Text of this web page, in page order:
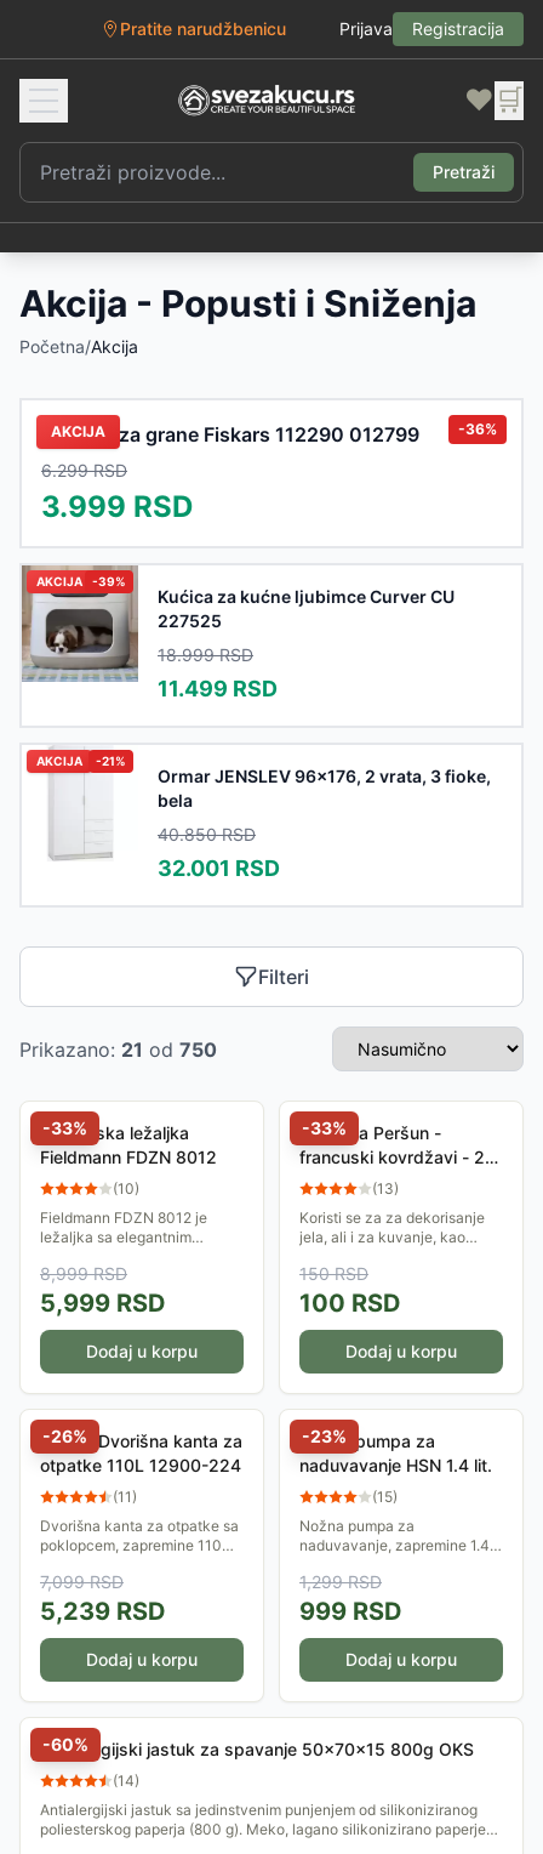
Pratite narudžbenicu Prijava Registracija
❤️ 🛒
Pretraži
Akcija - Popusti i Sniženja
Početna/Akcija
AKCIJA -36%
Makaze za grane Fiskars 112290 012799
6.299RSD
3.999 RSD
AKCIJA -39%
Kućica za kućne ljubimce Curver CU
227525
18.999RSD
11.499 RSD
AKCIJA -21%
Ormar JENSLEV 96x176, 2 vrata, 3 fioke,
bela
40.850RSD
32.001 RSD
Filteri
Prikazano: 21 od 750
-33%
Baštenska ležaljka
Fieldmann FDZN 8012
(10)
Fieldmann FDZN 8012 je
ležaljka sa elegantnim
pogodna za spoljašnju i
unutrašnju upotrebu. Naslon
FDZN 8012 se može...
8,999RSD
5,999 RSD
Dodaj u korpu
-33%
Seme za Peršun -
francuski kovrdžavi - 2
kesice Petroselinum
(13)
Koristi se za za dekorisanje
jela, ali i za kuvanje, kao
bogatstva vitamina i minerala,
već u malim količinama...
150RSD
100 RSD
Dodaj u korpu
-26%
Curver Dvorišna kanta za
otpatke 110L 12900-224
(11)
Dvorišna kanta za otpatke sa
poklopcem, zapremine 110
kvalitetne plastike koja je
otporna na vremenske uslove.
7,099RSD
5,239 RSD
Dodaj u korpu
-23%
Nožna pumpa za
naduvavanje HSN 1.4 lit.
(15)
Nožna pumpa za
naduvavanje, zapremine 1.4
nošenje što je čini idealnom
za dušeke, gume i mišiće za
plivanje, različite...
1,299RSD
999 RSD
Dodaj u korpu
-60%
Antialergijski jastuk za spavanje 50x70x15 800g OKS
(14)
Antialergijski jastuk sa jedinstvenim punjenjem od silikoniziranog
poliesterskog paperja (800 g). Meko, lagano silikonizirano paperje